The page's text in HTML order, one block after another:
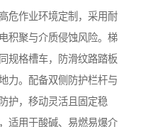
危作业环境定制，采用耐
积聚与介质侵蚀风险。梯
规格槽车，防滑纹路踏板
力。配备双侧防护栏杆与
护，移动灵活且固定稳
适用于酸碱、易燃易爆介